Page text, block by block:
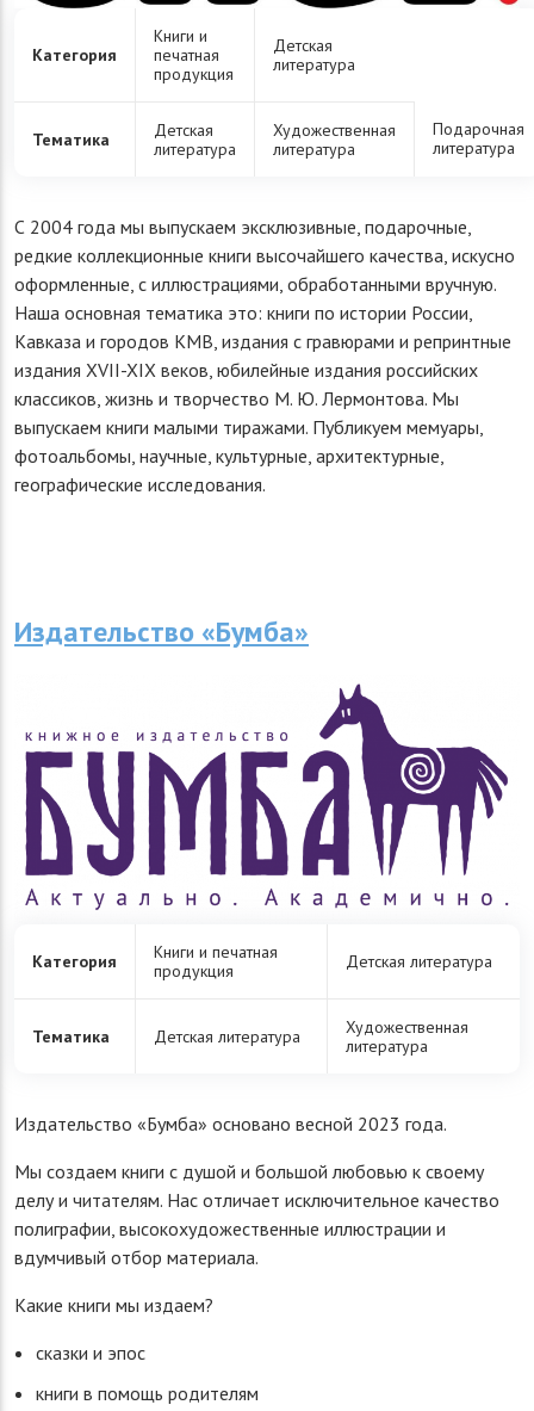
Категория
Книги и
печатная
продукция
Детская
литература
Тематика
Детская
литература
Художественная
литература
Подарочная
литература
С 2004 года мы выпускаем эксклюзивные, подарочные,
редкие коллекционные книги высочайшего качества, искусно
оформленные, с иллюстрациями, обработанными вручную.
Наша основная тематика это: книги по истории России,
Кавказа и городов КМВ, издания с гравюрами и репринтные
издания XVII-XIX веков, юбилейные издания российских
классиков, жизнь и творчество М. Ю. Лермонтова. Мы
выпускаем книги малыми тиражами. Публикуем мемуары,
фотоальбомы, научные, культурные, архитектурные,
географические исследования.
Издательство «Бумба»
Категория
Книги и печатная
продукция
Детская литература
Тематика Детская литература
Художественная
литература
Издательство «Бумба» основано весной 2023 года.
Мы создаем книги с душой и большой любовью к своему
делу и читателям. Нас отличает исключительное качество
полиграфии, высокохудожественные иллюстрации и
вдумчивый отбор материала.
Какие книги мы издаем?
сказки и эпос
книги в помощь родителям